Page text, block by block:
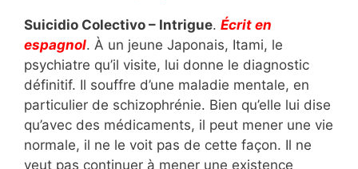
Suicidio Colectivo – Intrigue. Écrit en
espagnol. À un jeune Japonais, Itami, le
psychiatre qu’il visite, lui donne le diagnostic
définitif. Il souffre d’une maladie mentale, en
particulier de schizophrénie. Bien qu’elle lui dise
qu’avec des médicaments, il peut mener une vie
normale, il ne le voit pas de cette façon. Il ne
veut pas continuer à mener une existence